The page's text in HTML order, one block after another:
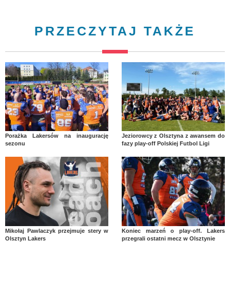
PRZECZYTAJ TAKŻE
Porażka Lakersów na inaugurację
sezonu
Jeziorowcy z Olsztyna z awansem do
fazy play-off Polskiej Futbol Ligi
Mikołaj Pawlaczyk przejmuje stery w
Olsztyn Lakers
Koniec marzeń o play-off. Lakers
przegrali ostatni mecz w Olsztynie